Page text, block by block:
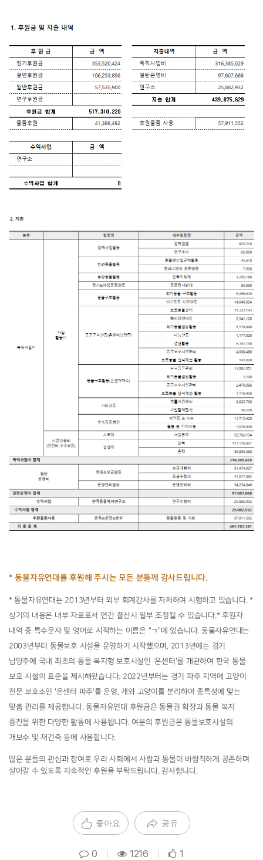
* 동물자유연대를 후원해 주시는 모든 분들께 감사드립니다.
* 동물자유연대는 2013년부터 외부 회계감사를 자처하여 시행하고 있습니다. *
상기의 내용은 내부 자료로서 연간 결산시 일부 조정될 수 있습니다.* 후원자
내역 중 특수문자 및 영어로 시작하는 이름은 "ㄱ"에 있습니다. 동물자유연대는
2003년부터 동물보호 시설을 운영하기 시작했으며, 2013년에는 경기
남양주에 국내 최초의 동물 복지형 보호시설인 '온센터'를 개관하여 한국 동물
보호 시설의 표준을 제시해왔습니다. 2022년부터는 경기 파주 지역에 고양이
전문 보호소인 '온센터 파주'를 운영, 개와 고양이를 분리하여 종특성에 맞는
맞춤 관리를 제공합니다. 동물자유연대 후원금은 동물권 확장과 동물 복지
증진을 위한 다양한 활동에 사용됩니다. 여분의 후원금은 동물보호시설의
개보수 및 재건축 등에 사용합니다.
많은 분들의 관심과 참여로 우리 사회에서 사람과 동물이 바람직하게 공존하며
살아갈 수 있도록 지속적인 후원을 부탁드립니다. 감사합니다.
좋아요 공유
0 1216 1